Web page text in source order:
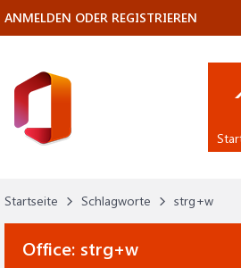
Startseite Schlagworte strg+w
Office: strg+w
ANMELDEN ODER REGISTRIEREN